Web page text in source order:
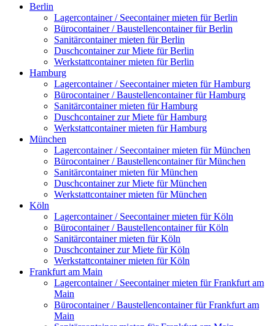
Berlin
Lagercontainer / Seecontainer mieten für Berlin
Bürocontainer / Baustellencontainer für Berlin
Sanitärcontainer mieten für Berlin
Duschcontainer zur Miete für Berlin
Werkstattcontainer mieten für Berlin
Hamburg
Lagercontainer / Seecontainer mieten für Hamburg
Bürocontainer / Baustellencontainer für Hamburg
Sanitärcontainer mieten für Hamburg
Duschcontainer zur Miete für Hamburg
Werkstattcontainer mieten für Hamburg
München
Lagercontainer / Seecontainer mieten für München
Bürocontainer / Baustellencontainer für München
Sanitärcontainer mieten für München
Duschcontainer zur Miete für München
Werkstattcontainer mieten für München
Köln
Lagercontainer / Seecontainer mieten für Köln
Bürocontainer / Baustellencontainer für Köln
Sanitärcontainer mieten für Köln
Duschcontainer zur Miete für Köln
Werkstattcontainer mieten für Köln
Frankfurt am Main
Lagercontainer / Seecontainer mieten für Frankfurt am
Main
Bürocontainer / Baustellencontainer für Frankfurt am
Main